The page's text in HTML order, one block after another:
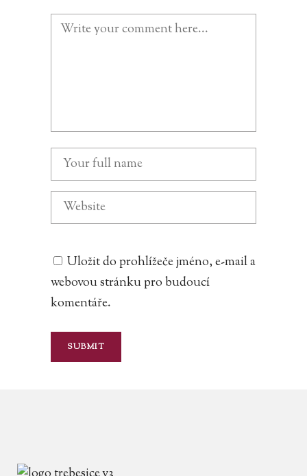
Uložit do prohlížeče jméno, e-mail a
webovou stránku pro budoucí
komentáře.